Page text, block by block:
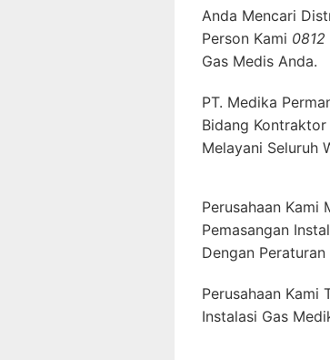
Anda Mencari
Person Kami
Gas Medis Anda.
PT. Medika
Bidang
Melayani Seluruh
Perusahaan Kami
Pemasangan
Dengan Peraturan
Perusahaan Kami
Instalasi Gas